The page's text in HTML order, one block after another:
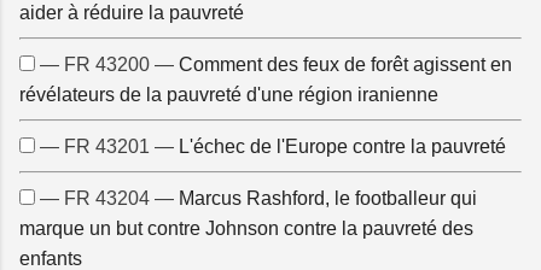
aider à réduire la pauvreté
— FR 43200 — Comment des feux de forêt agissent en
révélateurs de la pauvreté d'une région iranienne
— FR 43201 — L'échec de l'Europe contre la pauvreté
— FR 43204 — Marcus Rashford, le footballeur qui
marque un but contre Johnson contre la pauvreté des
enfants